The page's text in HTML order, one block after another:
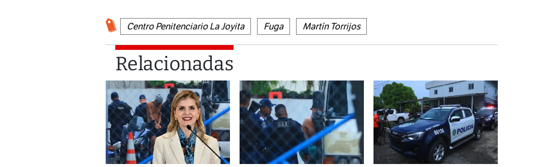
Centro Penitenciario La Joyita Fuga Martín Torrijos
Relacionadas